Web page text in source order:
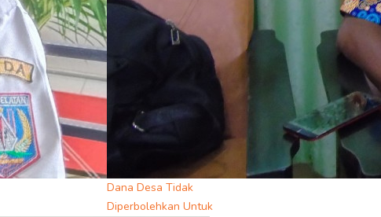
Dana Desa Tidak
Diperbolehkan Untuk